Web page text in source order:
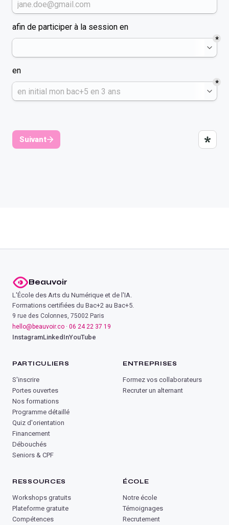
Beauvoir
L'École des Arts du Numérique et de l'IA.
Formations certifiées du Bac+2 au Bac+5.
9 rue des Colonnes, 75002 Paris
hello@beauvoir.co · 06 24 22 37 19
InstagramLinkedInYouTube
PARTICULIERS
S'inscrire
Portes ouvertes
Nos formations
Programme détaillé
Quiz d'orientation
Financement
Débouchés
Seniors & CPF
ENTREPRISES
Formez vos collaborateurs
Recruter un alternant
RESSOURCES
Workshops gratuits
Plateforme gratuite
Compétences
ÉCOLE
Notre école
Témoignages
Recrutement